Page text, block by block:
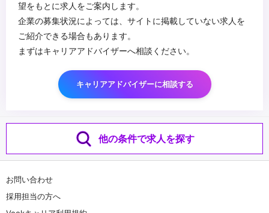
望をもとに求人をご案内します。
企業の募集状況によっては、サイトに掲載していない求人を
ご紹介できる場合もあります。
まずはキャリアアドバイザーへ相談ください。
キャリアアドバイザーに相談する
他の条件で求人を探す
お問い合わせ
採用担当の方へ